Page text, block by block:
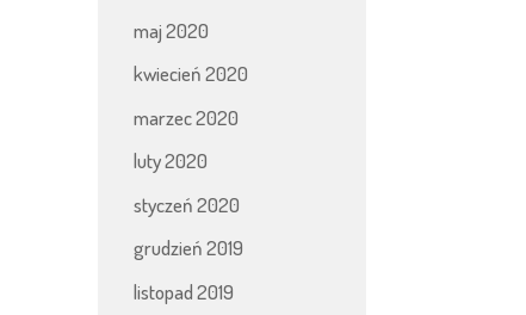
maj 2020
kwiecień 2020
marzec 2020
luty 2020
styczeń 2020
grudzień 2019
listopad 2019